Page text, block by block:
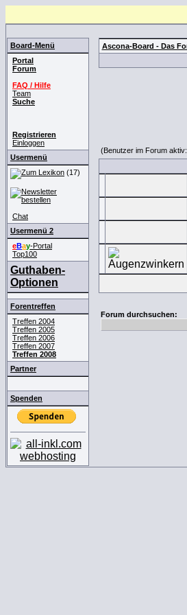
Board-Menü
Portal
Forum
FAQ / Hilfe
Team
Suche
Registrieren
Einloggen
Usermenü
(17)
Chat
Usermenü 2
eBay-Portal
Top100
Guthaben-
Optionen
Forentreffen
Treffen 2004
Treffen 2005
Treffen 2006
Treffen 2007
Treffen 2008
Partner
Spenden
Ascona-Board - Das
(Benutzer im Forum
Forum durchsuchen: